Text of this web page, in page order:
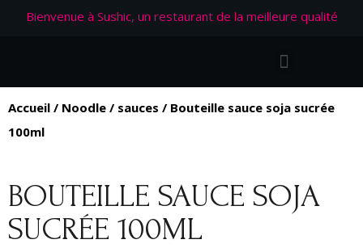
Bienvenue à Sushic, un restaurant de la meilleure qualité
Accueil / Noodle / sauces / Bouteille sauce soja sucrée
100ml
BOUTEILLE SAUCE SOJA
SUCRÉE 100ML